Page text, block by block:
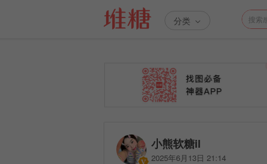
分类
小熊软糖il
2025年6月13日 21:14